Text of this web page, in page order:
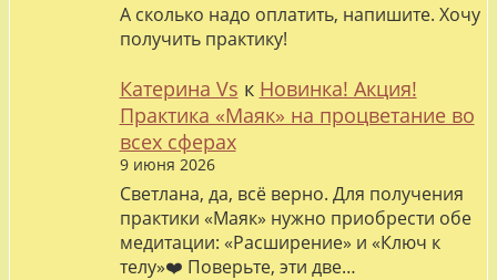
А сколько надо оплатить, напишите. Хочу
получить практику!
Катерина Vs к Новинка! Акция!
Практика «Маяк» на процветание во
всех сферах
9 июня 2026
Светлана, да, всё верно. Для получения
практики «Маяк» нужно приобрести обе
медитации: «Расширение» и «Ключ к
телу»❤️ Поверьте, эти две…